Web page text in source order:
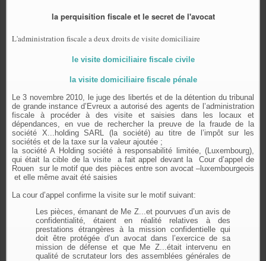
la perquisition fiscale et le secret de l'avocat
L'administration fiscale a deux droits de visite domiciliaire
le visite domiciliaire fiscale civile
la visite domiciliaire fiscale pénale
Le 3 novembre 2010, le juge des libertés et de la détention du tribunal
de grande instance d’Evreux a autorisé des agents de l’administration
fiscale à procéder à des visite et saisies dans les locaux et
dépendances, en vue de rechercher la preuve de la fraude de la
société X...holding SARL (la société) au titre de l’impôt sur les
sociétés et de la taxe sur la valeur ajoutée ;
la société A Holding société à responsabilité limitée, (Luxembourg),
qui était la cible de la visite
a fait appel devant la
Cour d’appel de
Rouen sur le motif que des pièces entre son avocat –luxembourgeois
et elle même avait été saisies
La cour d’appel confirme la visite sur le motif suivant:
Les pièces, émanant de Me Z...et pourvues d’un avis de
confidentialité, étaient en réalité relatives à des
prestations étrangères à la mission confidentielle qui
doit être protégée d’un avocat dans l’exercice de sa
mission de défense et que Me Z...était intervenu en
qualité de scrutateur lors des assemblées générales de